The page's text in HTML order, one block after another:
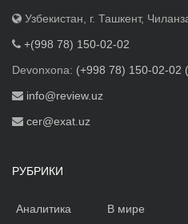
Узбекистан, г. Ташкент,
+(998 78) 150-02-02
Devonxona: (+998 78) 150-02-02
info@review.uz
cer@exat.uz
РУБРИКИ
Аналитика
В мире